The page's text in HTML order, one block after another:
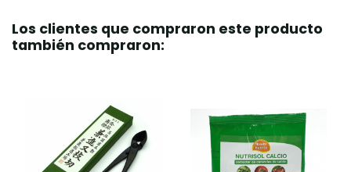
Los clientes que compraron este producto
también compraron: